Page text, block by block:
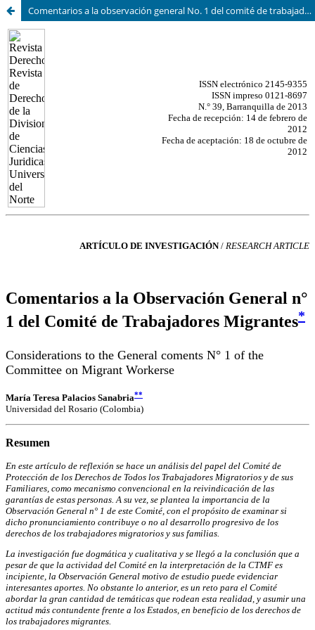
Comentarios a la observación general No. 1 del comité de trabajadores migrantes